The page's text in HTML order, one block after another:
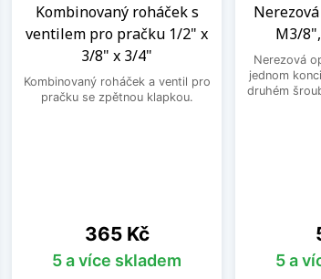
Kombinovaný roháček s
ventilem pro pračku 1/2" x
3/8" x 3/4"
Kombinovaný roháček a ventil pro
pračku se zpětnou klapkou.
Cena
365 Kč
5 a více skladem
M3/
Nerezová
jednom
druhém
5 a